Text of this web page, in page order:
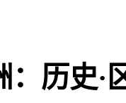
历史·